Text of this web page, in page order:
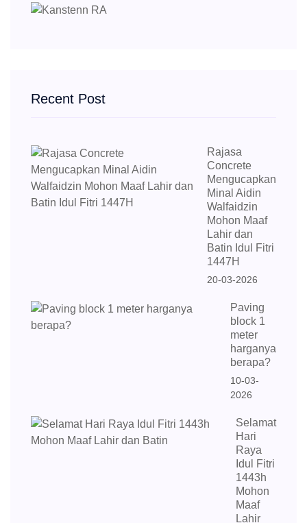
Recent Post
Rajasa
Concrete
Mengucapkan
Minal Aidin
Walfaidzin
Mohon Maaf
Lahir dan
Batin Idul Fitri
1447H
20-03-2026
Paving
block 1
meter
harganya
berapa?
10-03-
2026
Selamat
Hari
Raya
Idul Fitri
1443h
Mohon
Maaf
Lahir